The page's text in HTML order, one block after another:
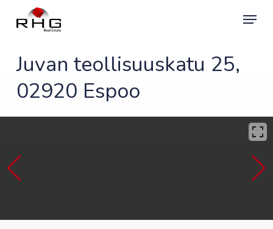
Menu
Juvan teollisuuskatu 25,
02920 Espoo